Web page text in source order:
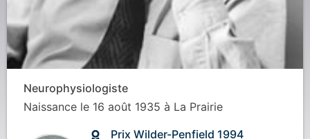
Neurophysiologiste
Naissance le 16 août 1935 à La Prairie
Prix Wilder-Penfield 1994